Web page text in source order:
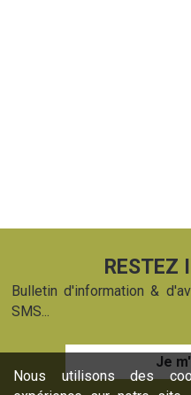
RESTEZ
Bulletin d'information &
SMS...
Je
Nous utilisons des